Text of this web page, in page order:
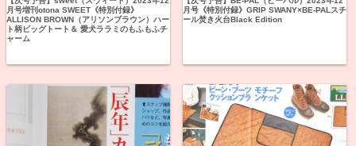
月号増刊otona SWEET《特別付録》
ALLISON BROWN（アリソンブラウン）ハー
ト柄ビッグトート＆ 愛犬ララミのもふもふチ
ャーム
月号《特別付録》GRIP SWANY×BE-PALスチ
ール焚き火台Black Edition